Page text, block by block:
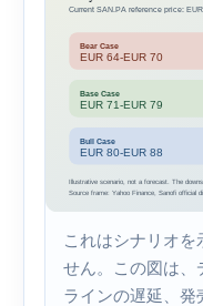
これはシナリオを
せん。この図は、
ラインの遅延、発